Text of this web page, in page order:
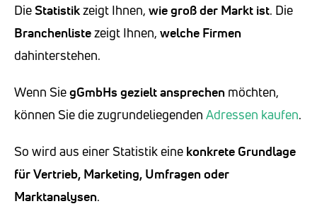
DieStatistikzeigt Ihnen, wie groß der Markt ist. Die
Branchenlistezeigt Ihnen, welche Firmen
dahinterstehen.
Wenn SiegGmbHsgezielt ansprechen möchten,
können Sie die zugrundeliegenden Adressen kaufen.
So wird aus einer Statistik eine konkrete Grundlage
für Vertrieb, Marketing, Umfragen oder
Marktanalysen.